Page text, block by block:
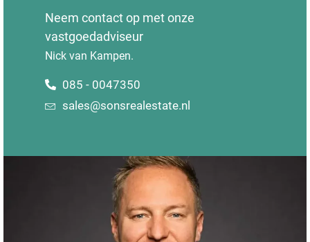
Neem contact op met onze
vastgoedadviseur
Nick van Kampen.
085 - 0047350
sales@sonsrealestate.nl